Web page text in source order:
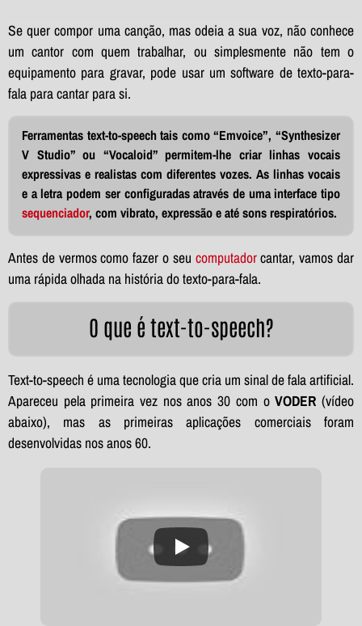
Se quer compor uma canção, mas odeia a sua voz, não conhece
um cantor com quem trabalhar, ou simplesmente não tem o
equipamento para gravar, pode usar um software de texto-para-
fala para cantar para si.
Ferramentas text-to-speech tais como “Emvoice”, “Synthesizer
V Studio” ou “Vocaloid” permitem-lhe criar linhas vocais
expressivas e realistas com diferentes vozes. As linhas vocais
e a letra podem ser configuradas através de uma interface tipo
sequenciador, com vibrato, expressão e até sons respiratórios.
Antes de vermos como fazer o seu computadorcantar, vamos dar
uma rápida olhada na história do texto-para-fala.
O que é text-to-speech?
Text-to-speech é uma tecnologia que cria um sinal de fala artificial.
Apareceu pela primeira vez nos anos 30 com oVODER(vídeo
abaixo), mas as primeiras aplicações comerciais foram
desenvolvidas nos anos 60.